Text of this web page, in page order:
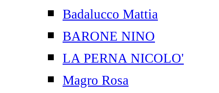
Badalucco Mattia
BARONE NINO
LA PERNA NICOLO'
Magro Rosa